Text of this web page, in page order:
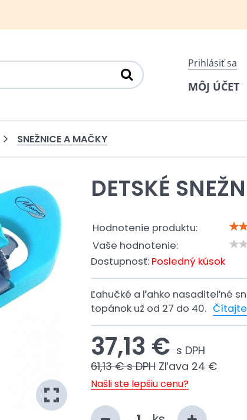
Prihlásiť sa
MÔJ ÚČET
SNEŽNICE A MAČKY
DETSKÉ
Hodnotenie produktu:
Vaše hodnotenie:
Dostupnosť: Posledný kúsok
Ľahučké a ľahko nasaditeľné
topánok už od 27 do 40.
37,13 € s DPH
61,13 € s DPH Zľava 24 €
Našli ste lepšiu cenu?